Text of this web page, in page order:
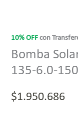
10% OFF con
Bomba
135-6.0-
$1.950.686